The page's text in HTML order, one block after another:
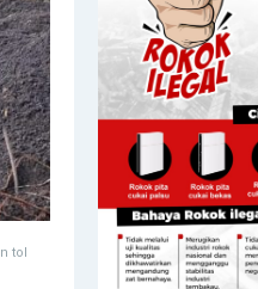
tol